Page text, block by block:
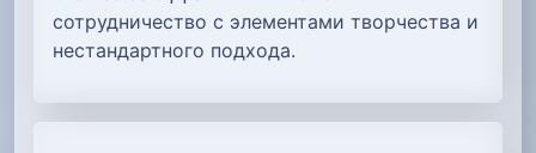
сотрудничество с элементами творчества и
нестандартного подхода.